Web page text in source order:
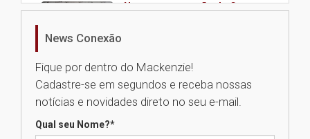
Nova apresentação do Centro
Universidade Mackenzie
realizará nova edição da Feira
News Conexão
Fique por dentro do Mackenzie!
Cadastre-se em segundos e receba nossas
notícias e novidades direto no seu e-mail.
Qual seu Nome?*